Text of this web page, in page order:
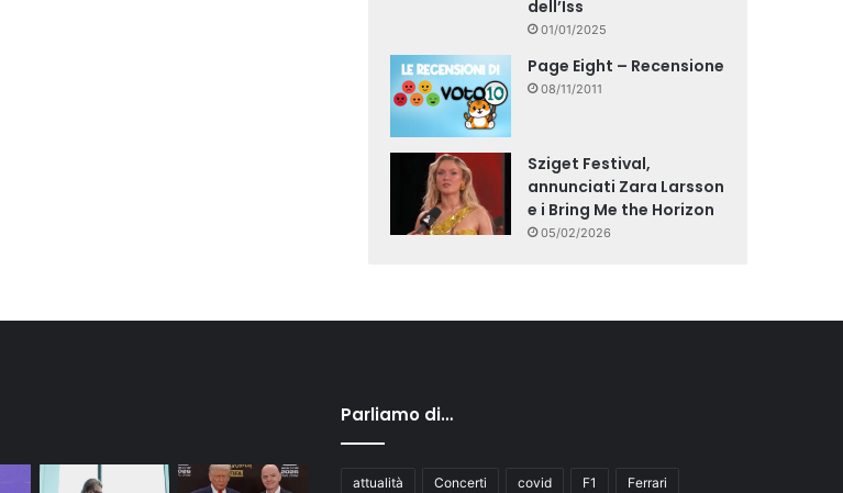
dell’Iss
01/01/2025
Page Eight – Recensione
08/11/2011
Sziget Festival,
annunciati Zara Larsson
e i Bring Me the Horizon
05/02/2026
Parliamo di…
attualità Concerti covid F1 Ferrari